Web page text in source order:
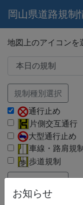
岡山県道路規制
お知らせ
地図上のアイコンを
規制種別選択
通行止め
片側交互通行
大型通行止め
車線・路肩規
歩道規制
路線種別選択
国道